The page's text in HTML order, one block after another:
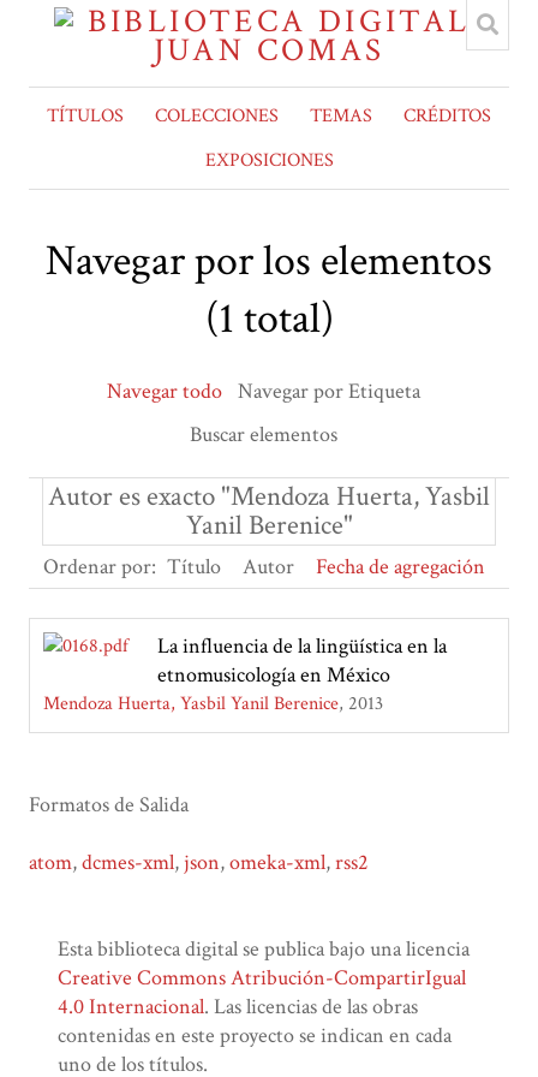
TÍTULOS COLECCIONES TEMAS
CRÉDITOS
EXPOSICIONES
Navegar por los elementos
(1 total)
Navegar todo Navegar por Etiqueta
Buscar elementos
Autor es exacto "Mendoza Huerta, Yasbil
Yanil Berenice"
Ordenar por: Título Autor Fecha de agregación
La influencia de la lingüística en la
etnomusicología en México
Mendoza Huerta, Yasbil Yanil Berenice 2013
Formatos de Salida
atom,dcmes-xml, json,omeka-xml,rss2
Esta biblioteca digital se publica bajo una licencia
Creative Commons Atribución-CompartirIgual
4.0 Internacional. Las licencias de las obras
contenidas en este proyecto se indican en cada
uno de los títulos.